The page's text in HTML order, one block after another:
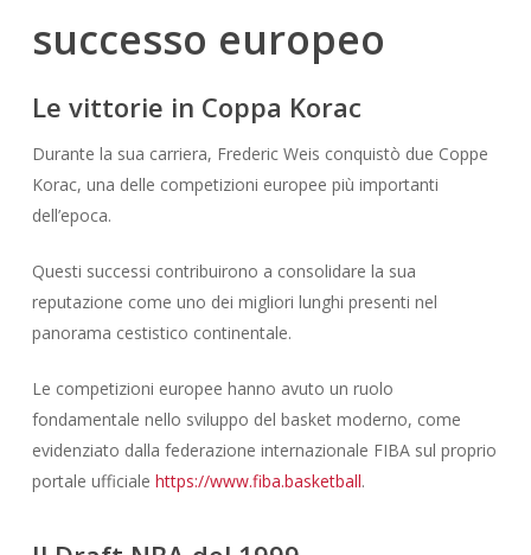
successo europeo
Le vittorie in Coppa Korac
Durante la sua carriera, Frederic Weis conquistò due Coppe
Korac, una delle competizioni europee più importanti
dell’epoca.
Questi successi contribuirono a consolidare la sua
reputazione come uno dei migliori lunghi presenti nel
panorama cestistico continentale.
Le competizioni europee hanno avuto un ruolo
fondamentale nello sviluppo del basket moderno, come
evidenziato dalla federazione internazionale FIBA sul proprio
portale ufficiale https://www.fiba.basketball.